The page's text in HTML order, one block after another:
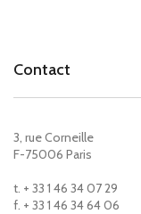
Contact
3, rue Corneille
F-75006 Paris
t. + 33 1 46 34 07 29
f. + 33 1 46 34 64 06